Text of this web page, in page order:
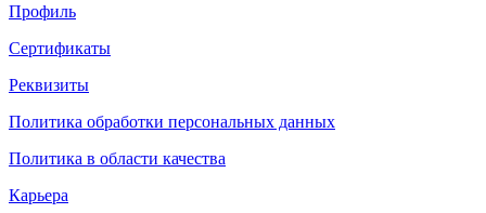
Профиль
Сертификаты
Реквизиты
Политика обработки персональных данных
Политика в области качества
Карьера